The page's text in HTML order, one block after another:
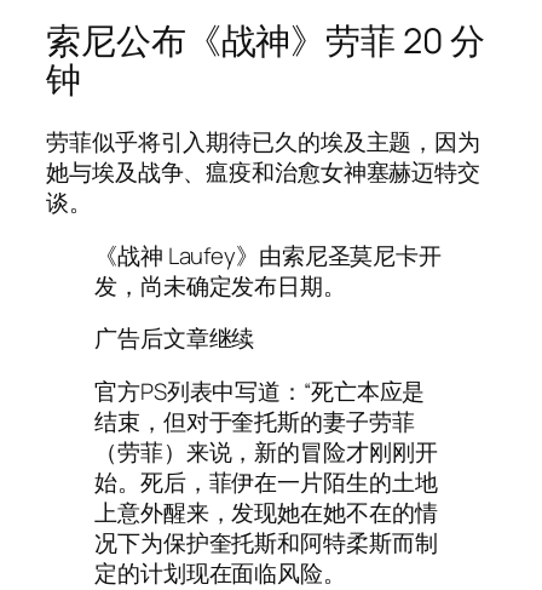
索尼公布《战神》劳菲 20 分
钟
劳菲似乎将引入期待已久的埃及主题，因为
她与埃及战争、瘟疫和治愈女神塞赫迈特交
谈。
《战神 Laufey》由索尼圣莫尼卡开
发，尚未确定发布日期。
广告后文章继续
官方PS列表中写道：“死亡本应是
结束，但对于奎托斯的妻子劳菲
（劳菲）来说，新的冒险才刚刚开
始。死后，菲伊在一片陌生的土地
上意外醒来，发现她在她不在的情
况下为保护奎托斯和阿特柔斯而制
定的计划现在面临风险。